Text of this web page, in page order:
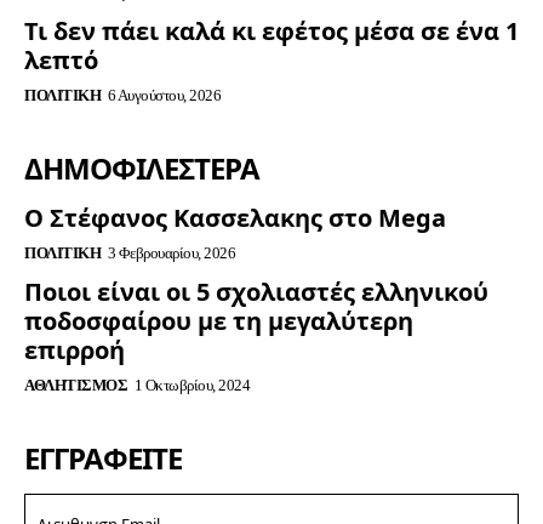
Τι δεν πάει καλά κι εφέτος μέσα σε ένα 1
λεπτό
ΠΟΛΙΤΙΚΉ 6 Αυγούστου, 2026
ΔΗΜΟΦΙΛΈΣΤΕΡΑ
Ο Στέφανος Κασσελακης στο Mega
ΠΟΛΙΤΙΚΉ 3 Φεβρουαρίου, 2026
Ποιοι είναι οι 5 σχολιαστές ελληνικού
ποδοσφαίρου με τη μεγαλύτερη
επιρροή
ΑΘΛΗΤΙΣΜΌΣ 1 Οκτωβρίου, 2024
ΕΓΓΡΑΦΕΊΤΕ